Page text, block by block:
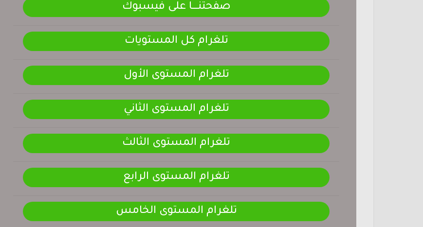
صفحتنــــــا على فيسبوك
تلغرام كل المستويات
تلغرام المستوى الأول
تلغرام المستوى الثاني
تلغرام المستوى الثالث
تلغرام المستوى الرابع
تلغرام المستوى الخامس